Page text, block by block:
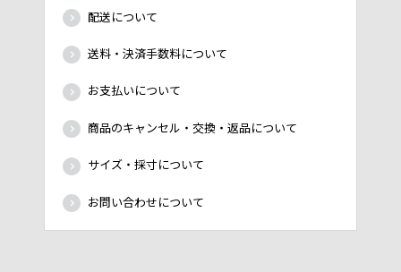
配送について
送料・決済手数料について
お支払いについて
商品のキャンセル・交換・返品について
サイズ・採寸について
お問い合わせについて